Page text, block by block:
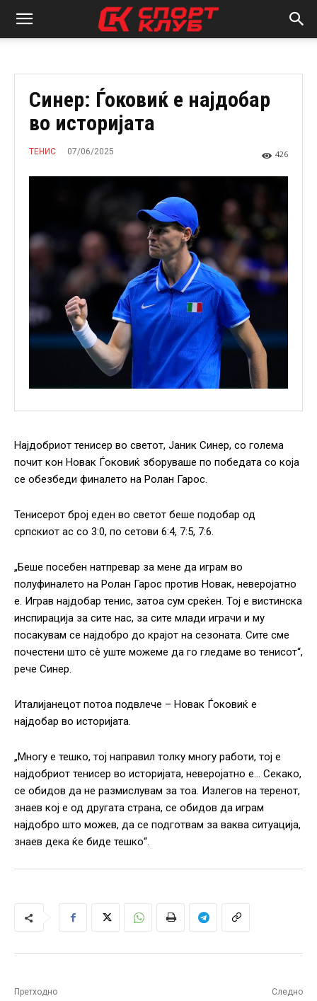
Синер: Ѓоковиќ е најдобар
во историјата
ТЕНИС 07/06/2025 426
Најдобриот тенисер во светот, Јаник Синер, со голема
почит кон Новак Ѓоковиќ зборуваше по победата со која
се обезбеди финалето на Ролан Гарос.
Тенисерот број еден во светот беше подобар од
српскиот ас со 3:0, по сетови 6:4, 7:5, 7:6.
„Беше посебен натпревар за мене да играм во
полуфиналето на Ролан Гарос против Новак, неверојатно
е. Играв најдобар тенис, затоа сум среќен. Тој е вистинска
инспирација за сите нас, за сите млади играчи и му
посакувам се најдобро до крајот на сезоната. Сите сме
почестени што сè уште можеме да го гледаме во тенисот“,
рече Синер.
Италијанецот потоа подвлече – Новак Ѓоковиќ е
најдобар во историјата.
„Многу е тешко, тој направил толку многу работи, тој е
најдобриот тенисер во историјата, неверојатно е… Секако,
се обидов да не размислувам за тоа. Излегов на теренот,
знаев кој е од другата страна, се обидов да играм
најдобро што можев, да се подготвам за ваква ситуација,
знаев дека ќе биде тешко“.
Претходно Следно